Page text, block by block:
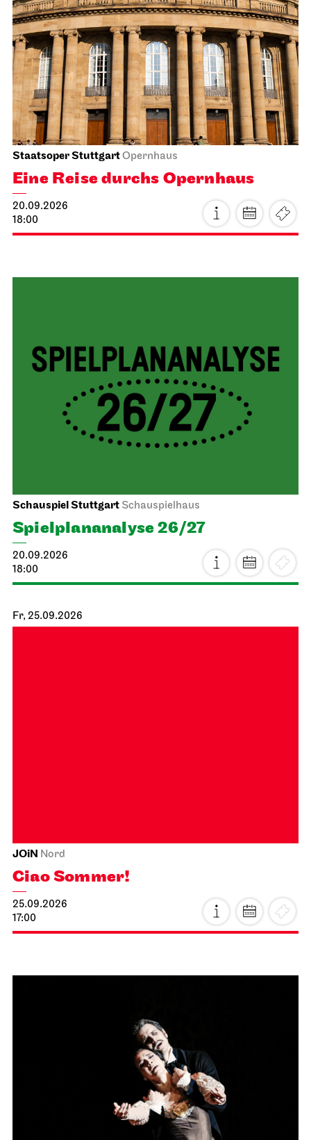
Staatsoper StuttgartOpernhaus
Eine Reise durchs Opernhaus
20.09.2026
18:00
Schauspiel Stuttgart Schauspielhaus
Spiel­plan­analyse 26/27
20.09.2026
18:00
Fr, 25.09.2026
JOiN Nord
Ciao Sommer!
25.09.2026
17:00